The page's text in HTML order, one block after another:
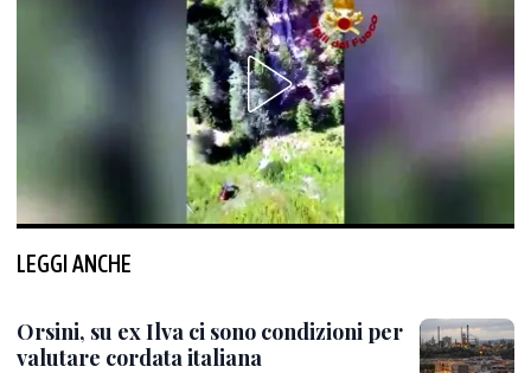
LEGGI ANCHE
Orsini, su ex Ilva ci sono condizioni per
valutare cordata italiana